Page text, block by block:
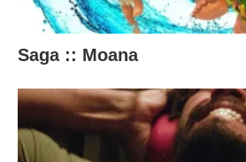
Saga :: Moana